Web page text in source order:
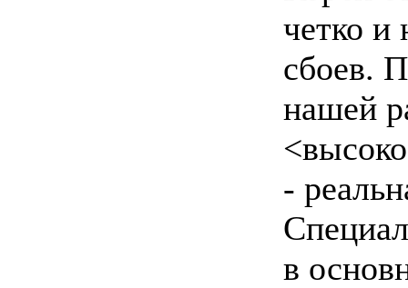
четко и
сбоев.
нашей
-
в